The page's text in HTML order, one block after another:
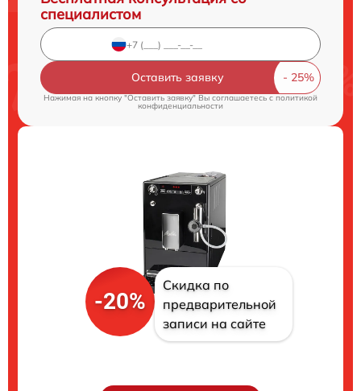
специалистом
Оставить заявку
Нажимая на кнопку "Оставить заявку" Вы соглашаетесь cполитикой
конфиденциальности
-20%
Скидка по
предварительной
записи на сайте